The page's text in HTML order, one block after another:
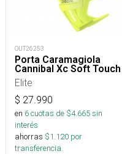
OUT26253
Porta Caramagiola
Cannibal Xc Soft Touch
Elite
$ 27.990
en 6cuotas de $4.665sin
interés
ahorras $1.120 por
transferencia.